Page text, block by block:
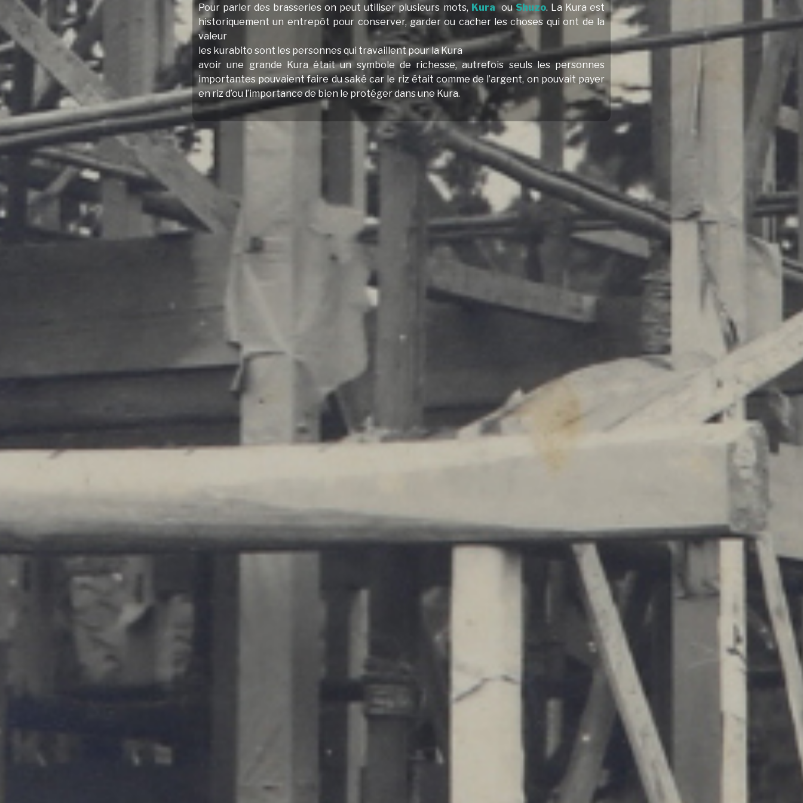
Pour parler des brasseries on peut utiliser plusieurs mots, Kura ou Shuzo. La Kura est
historiquement un entrepôt pour conserver, garder ou cacher les choses qui ont de la
valeur
les kurabito sont les personnes qui travaillent pour la Kura
avoir une grande Kura était un symbole de richesse, autrefois seuls les personnes
importantes pouvaient faire du saké car le riz était comme de l’argent, on pouvait payer
en riz d’ou l’importance de bien le protéger dans une Kura.